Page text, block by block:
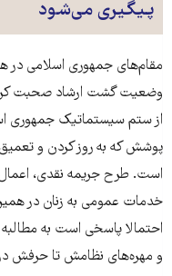
پیگیری می‌شود
مقام‌های جمهوری اسلامی در
وضعیت گشت ارشاد صحبت
از ستم سیستماتیک جمهوری
پوشش که به روز کردن و
است. طرح جریمه نقدی،
خدمات عمومی به زنان در
احتمالا پاسخی است به
و مهره‌های نظامش تا حرفش